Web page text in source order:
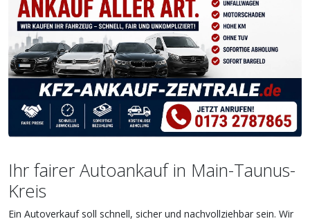
Ihr fairer Autoankauf in Main-Taunus-
Kreis
Ein Autoverkauf soll schnell, sicher und nachvollziehbar sein. Wir